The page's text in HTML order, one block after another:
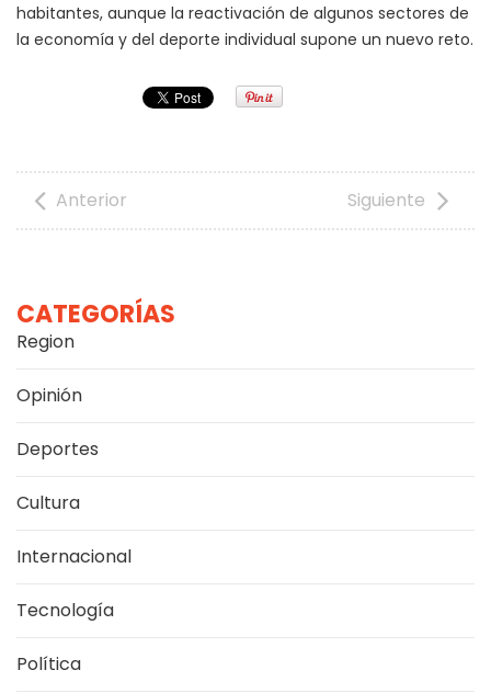
habitantes, aunque la reactivación de algunos sectores de
la economía y del deporte individual supone un nuevo reto.
Anterior Siguiente
CATEGORÍAS
Region
Opinión
Deportes
Cultura
Internacional
Tecnología
Política